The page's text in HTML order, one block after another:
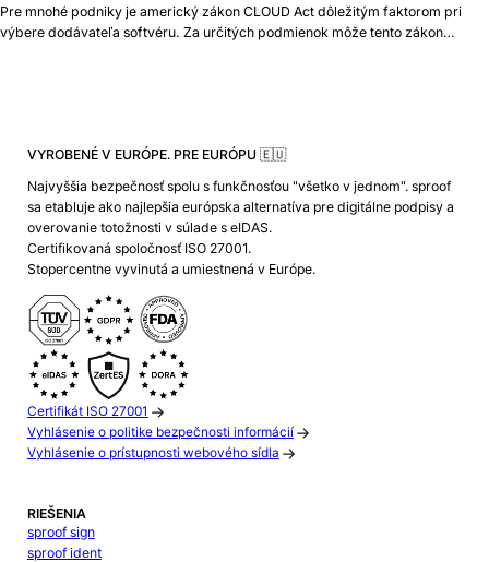
Pre mnohé podniky je americký zákon CLOUD Act dôležitým faktorom pri
výbere dodávateľa softvéru. Za určitých podmienok môže tento zákon…
VYROBENÉ V EURÓPE. PRE EURÓPU 🇪🇺
Najvyššia bezpečnosť spolu s funkčnosťou "všetko v jednom". sproof
sa etabluje ako najlepšia európska alternatíva pre digitálne podpisy a
overovanie totožnosti v súlade s eIDAS.
Certifikovaná spoločnosť ISO 27001.
Stopercentne vyvinutá a umiestnená v Európe.
Certifikát ISO 27001
Vyhlásenie o politike bezpečnosti informácií
Vyhlásenie o prístupnosti webového sídla
RIEŠENIA
sproof sign
sproof ident